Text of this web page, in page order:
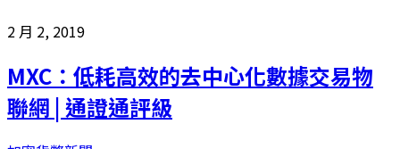
2 月 2, 2019
MXC：低耗高效的去中心化數據交易物
聯網 | 通證通評級